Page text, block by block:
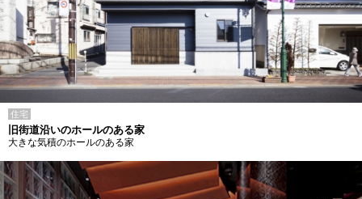
住宅
旧街道沿いのホールのある家
大きな気積のホールのある家